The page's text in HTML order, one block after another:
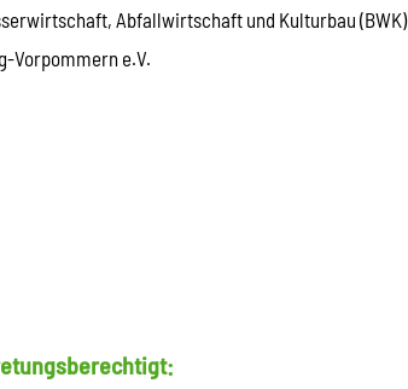
Abfallwirtschaft und Kulturbau (BWK)
Vorpommern e.V.